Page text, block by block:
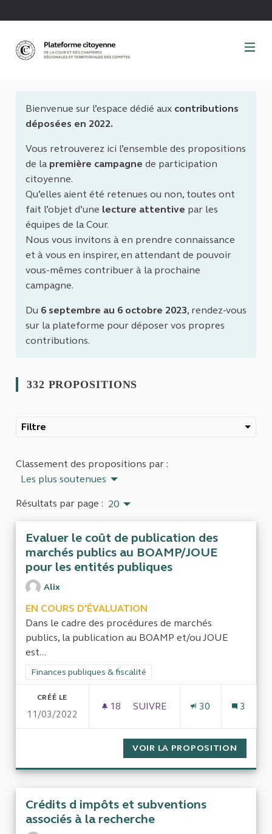
Bienvenue sur l’espace dédié aux contributions
déposées en 2022.
Vous retrouverez ici l’ensemble des propositions
de la première campagne de participation
citoyenne.
Qu’elles aient été retenues ou non, toutes ont
fait l’objet d’une lecture attentive par les
équipes de la Cour.
Nous vous invitons à en prendre connaissance
et à vous en inspirer, en attendant de pouvoir
vous-mêmes contribuer à la prochaine
campagne.
Du 6 septembre au 6 octobre 2023, rendez-vous
sur la plateforme pour déposer vos propres
contributions.
332 PROPOSITIONS
Filtre
Classement des propositions par :
Les plus soutenues
Résultats par page : 20
Evaluer le coût de publication des
marchés publics au BOAMP/JOUE
pour les entités publiques
Alix
EN COURS D'ÉVALUATION
Dans le cadre des procédures de marchés
publics, la publication au BOAMP et/ou JOUE
est...
Filtrer les résultats de la catégorie : Finances publiques &
Finances publiques & fiscalité
CRÉÉ LE
11/03/2022
18 18 ABONNÉS
SUIVRE
30 3
VOIR LA PROPOSITION
Crédits d impôts et subventions
associés à la recherche